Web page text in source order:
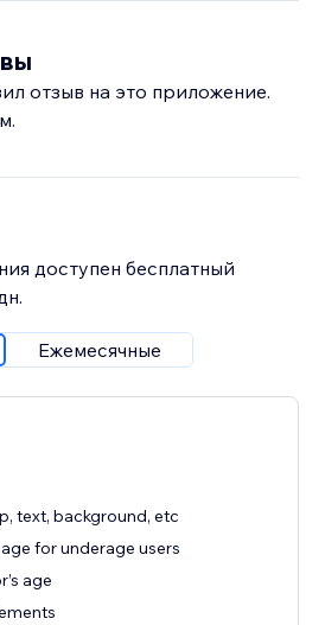
отзыв на это приложение.
доступен бесплатный
Ежемесячные
text, background, etc
for underage users
age